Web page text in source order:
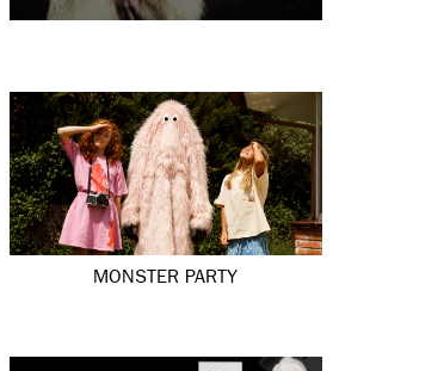
MONSTER PARTY